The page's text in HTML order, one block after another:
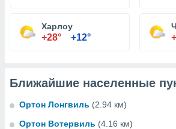
Харлоу
+28° +12°
Ближайшие населенные
Ортон Лонгвиль (2.94 км)
Ортон Вотервиль (4.16 км)